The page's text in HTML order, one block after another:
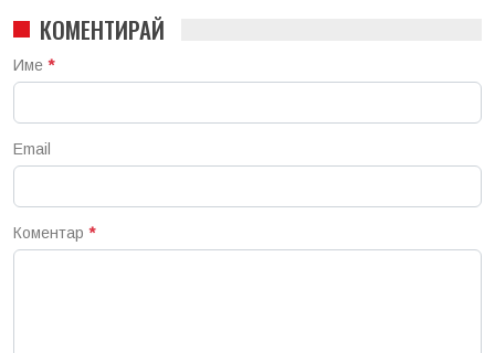
КОМЕНТИРАЙ
Име *
Email
Коментар *